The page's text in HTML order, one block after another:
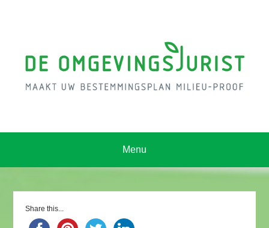
Menu
Share this...